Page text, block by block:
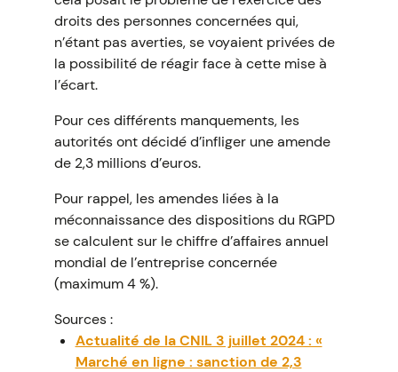
droits des personnes concernées qui,
n’étant pas averties, se voyaient privées de
la possibilité de réagir face à cette mise à
l’écart.
Pour ces différents manquements, les
autorités ont décidé d’infliger une amende
de 2,3 millions d’euros.
Pour rappel, les amendes liées à la
méconnaissance des dispositions du RGPD
se calculent sur le chiffre d’affaires annuel
mondial de l’entreprise concernée
(maximum 4 %).
Sources :
Actualité de la CNIL 3 juillet 2024 : «
Marché en ligne : sanction de 2,3